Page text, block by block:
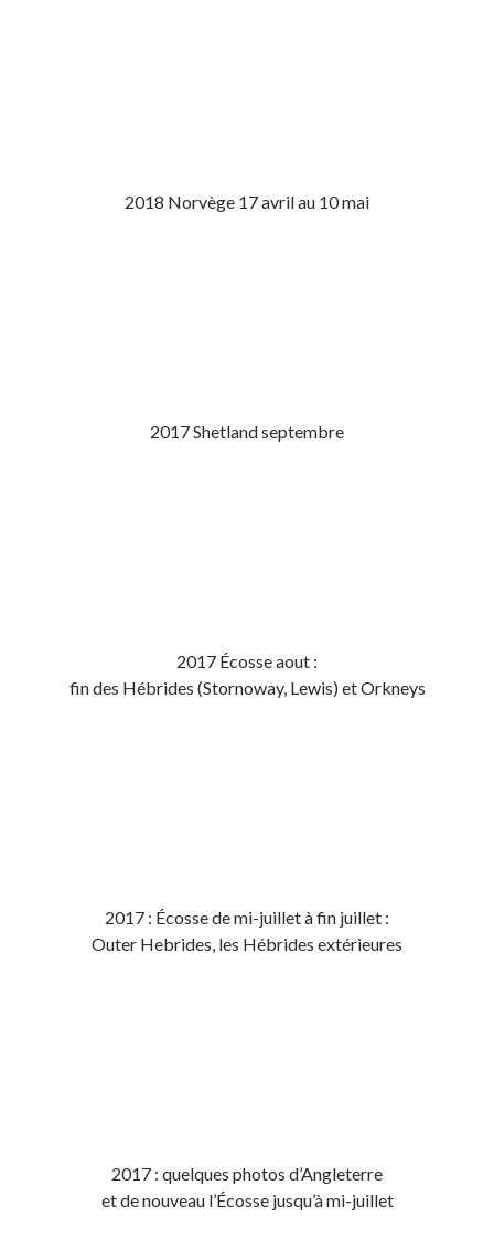
2018 Norvège 17 avril au 10 mai
2017 Shetland septembre
2017 Écosse aout :
fin des Hébrides (Stornoway, Lewis) et Orkneys
2017 : Écosse de mi-juillet à fin juillet :
Outer Hebrides, les Hébrides extérieures
2017 : quelques photos d’Angleterre
et de nouveau l’Écosse jusqu’à mi-juillet